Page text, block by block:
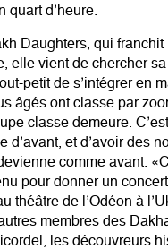
quart d’heure.
Daughters, qui
elle vient de chercher
petit de s’intégrer en
âgés ont classe par
classe demeure.
d’avant, et d’avoir des
comme avant.
pour donner un
théâtre de l’Odéon à
membres des
les découvreurs